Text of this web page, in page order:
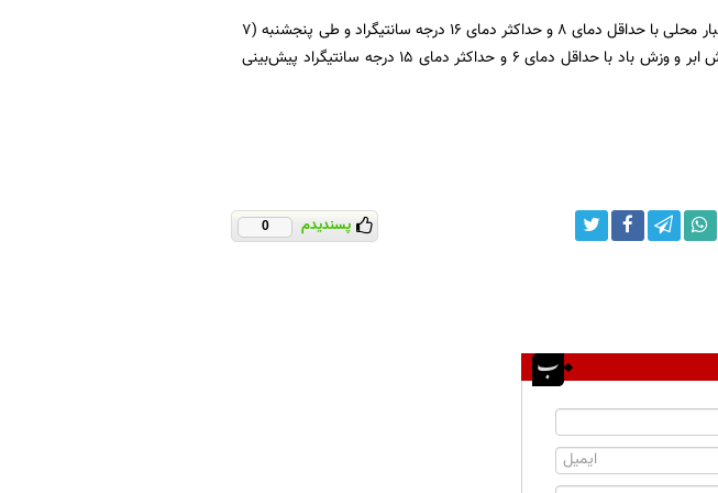
آسمان تهران فردا (۶ دی‌ماه) صاف، گاهی وزش باد، به‌تدریج غبار محلی با حداقل دمای ۸ و حداکثر دمای ۱۶ درجه سانتیگراد و طی ‌پنجشنبه (۷
دی‌ماه) قسمتی ابری همراه بت غبار صبحگاهی،‌ به‌تدریج افزایش ابر و وزش باد با حداقل دمای ۶ و حداکثر دمای ۱۵ درجه سانتیگراد پیش‌بینی
پسندیدم 0